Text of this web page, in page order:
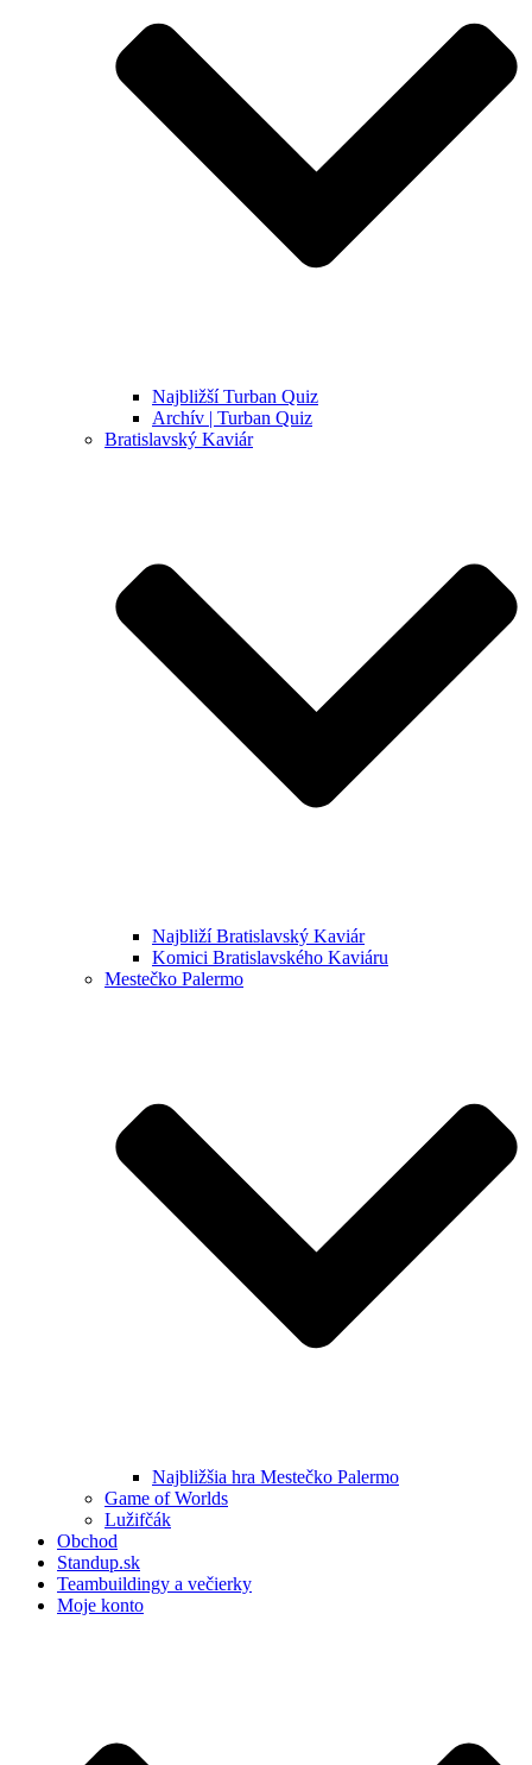
Najbližší Turban Quiz
Archív | Turban Quiz
Bratislavský Kaviár
Najbliží Bratislavský Kaviár
Komici Bratislavského Kaviáru
Mestečko Palermo
Najbližšia hra Mestečko Palermo
Game of Worlds
Lužifčák
Obchod
Standup.sk
Teambuildingy a večierky
Moje konto